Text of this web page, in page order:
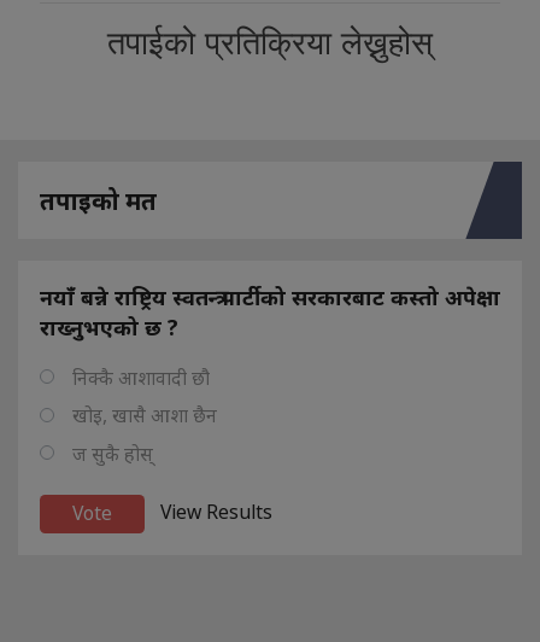
तपाईको प्रतिक्रिया लेख्नुहोस्
तपाइको मत
नयाँ बन्ने राष्ट्रिय स्वतन्त्र पार्टीको सरकारबाट कस्तो अपेक्षा
राख्नुभएको छ ?
निक्कै आशावादी छौ
खोइ, खासै आशा छैन
ज सुकै होस्
View Results